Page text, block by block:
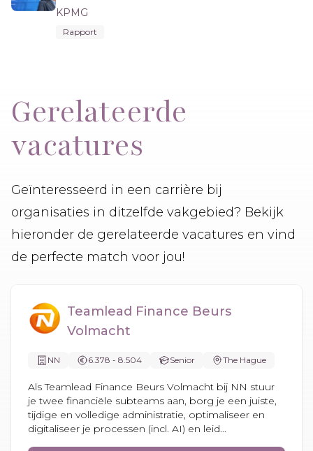
KPMG
Rapport
Gerelateerde
vacatures
Geïnteresseerd in een carrière bij
organisaties in ditzelfde vakgebied? Bekijk
hieronder de gerelateerde vacatures en vind
de perfecte match voor jou!
Teamlead Finance Beurs
Volmacht
NN 6.378 - 8.504 Senior The Hague
Als Teamlead Finance Beurs Volmacht bij NN stuur
je twee financiële subteams aan, borg je een juiste,
tijdige en volledige administratie, optimaliseer en
digitaliseer je processen (incl. AI) en leid...